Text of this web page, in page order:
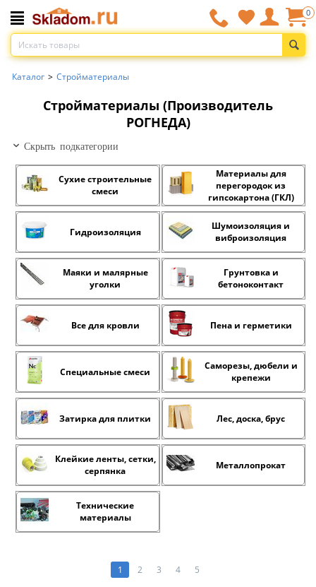
0
Каталог > Стройматериалы
Стройматериалы (Производитель
РОГНЕДА)
Скрыть подкатегории
Сухие строительные
смеси
Материалы для
перегородок из
гипсокартона (ГКЛ)
Гидроизоляция
Шумоизоляция и
виброизоляция
Маяки и малярные
уголки
Грунтовка и
бетоноконтакт
Все для кровли Пена и герметики
Специальные смеси
Саморезы, дюбели и
крепежи
Затирка для плитки Лес, доска, брус
Клейкие ленты, сетки,
серпянка
Металлопрокат
Технические
материалы
1 2 3 4 5